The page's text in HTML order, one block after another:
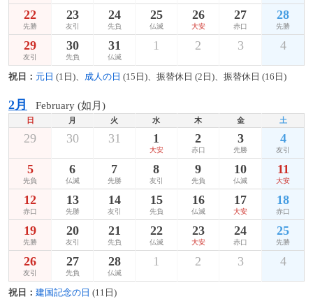
22
先勝
23
友引
24
先負
25
仏滅
26
大安
27
赤口
28
先勝
29
友引
30
先負
31
仏滅
1 2 3 4
祝日： 元日 (1日)、 成人の日 (15日)、振替休日 (2日)、振替休日 (16日)
2月 February (如月)
日 月 火 水 木 金 土
29 30 31 1
大安
2
赤口
3
先勝
4
友引
5
先負
6
仏滅
7
先勝
8
友引
9
先負
10
仏滅
11
大安
12
赤口
13
先勝
14
友引
15
先負
16
仏滅
17
大安
18
赤口
19
先勝
20
友引
21
先負
22
仏滅
23
大安
24
赤口
25
先勝
26
友引
27
先負
28
仏滅
1 2 3 4
祝日： 建国記念の日 (11日)